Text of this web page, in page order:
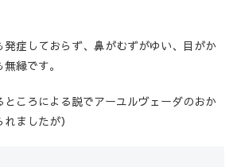
発症しておらず、鼻がむずがゆい、目がか
縁です。
ところによる説でアーユルヴェーダのおか
ましたが）